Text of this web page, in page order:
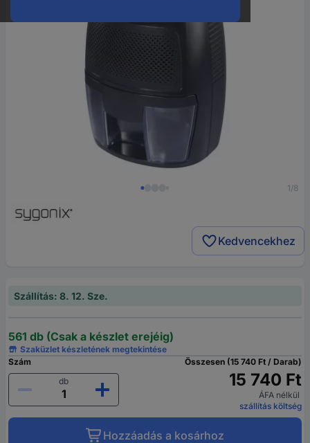
1/8
Kedvencekhez
Szállítás: 8. 12. Sze.
561 db (Csak a készlet erejéig)
Szaküzlet készletének megtekintése
Szám
db
Összesen (15 740 Ft / Darab)
15 740 Ft
ÁFA nélkül
szállítás költség
Hozzáadás a kosárhoz